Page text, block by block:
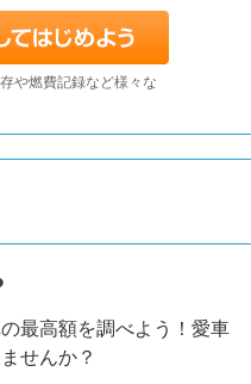
や燃費記録など様々な
最高額を調べよう！愛車
せんか？